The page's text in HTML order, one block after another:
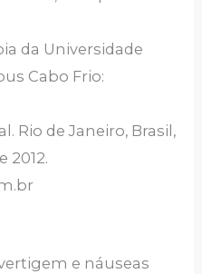
da Universidade
Cabo Frio:
Rio de Janeiro, Brasil,
2012.
e náuseas